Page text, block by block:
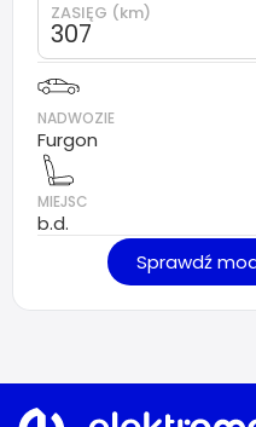
ZASIĘG (km)
307
NADWOZIE
Furgon
MIEJSC
b.d.
Sprawdź